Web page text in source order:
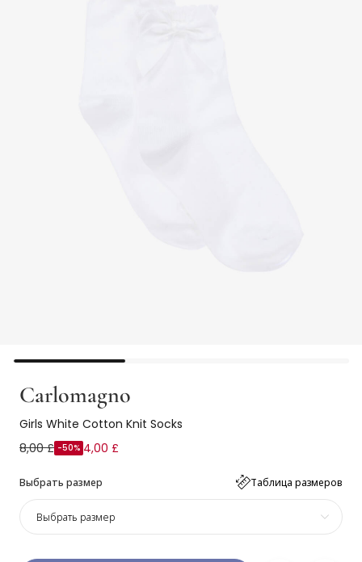
Carlomagno
Girls White Cotton Knit Socks
8,00 £ -50% 4,00 £
Выбрать размер Таблица размеров
Выбрать размер